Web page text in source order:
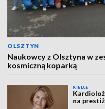
OLSZTYN
Naukowcy z Olsztyna w
kosmiczną koparką
KIELCE
na